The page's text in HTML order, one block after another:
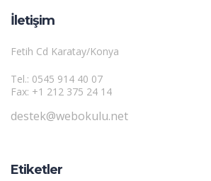
İletişim
Fetih Cd Karatay/Konya
Tel.: 0545 914 40 07
Fax: +1 212 375 24 14
destek@webokulu.net
Etiketler